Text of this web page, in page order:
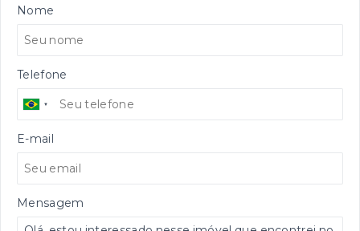
Nome
Telefone
E-mail
Mensagem